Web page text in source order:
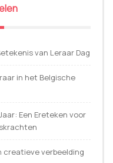
van Leraar Dag
in het Belgische
Een Ereteken voor
creatieve verbeelding